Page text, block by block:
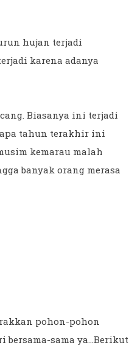
hujan terjadi
karena adanya
Biasanya ini terjadi
tahun terakhir ini
kemarau malah
banyak orang merasa
pohon-pohon
bersama-sama ya...Berikut